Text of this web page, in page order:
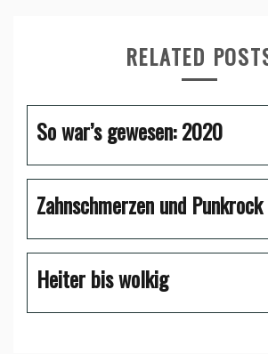
RELATED
So war’s gewesen: 2020
Zahnschmerzen und Punkrock
Heiter bis wolkig